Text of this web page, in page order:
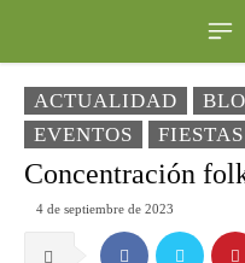
ACTUALIDAD
EVENTOS
FIESTAS
Concentración
4 de septiembre de 2023